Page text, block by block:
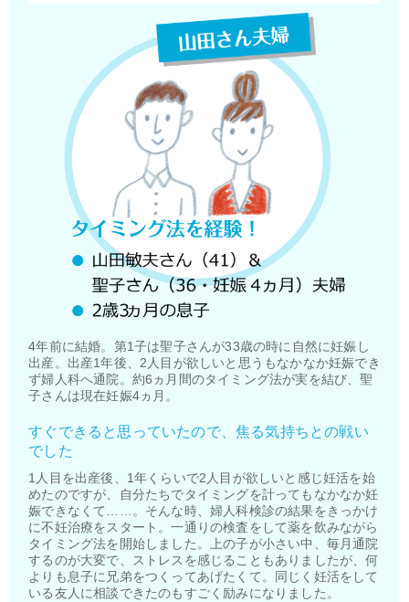
4年前に結婚。第1子は聖子さんが33歳の時に自然に妊娠し
出産。出産1年後、2人目が欲しいと思うもなかなか妊娠でき
ず婦人科へ通院。約6ヵ月間のタイミング法が実を結び、聖
子さんは現在妊娠4ヵ月。
すぐできると思っていたので、焦る気持ちとの戦い
でした
1人目を出産後、1年くらいで2人目が欲しいと感じ妊活を始
めたのですが、自分たちでタイミングを計ってもなかなか妊
娠できなくて……。そんな時、婦人科検診の結果をきっかけ
に不妊治療をスタート。一通りの検査をして薬を飲みながら
タイミング法を開始しました。上の子が小さい中、毎月通院
するのが大変で、ストレスを感じることもありましたが、何
よりも息子に兄弟をつくってあげたくて。同じく妊活をして
いる友人に相談できたのもすごく励みになりました。